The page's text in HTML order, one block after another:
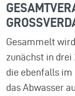
Gesammelt
zunächst in drei
die ebenfalls im
das Abwasser